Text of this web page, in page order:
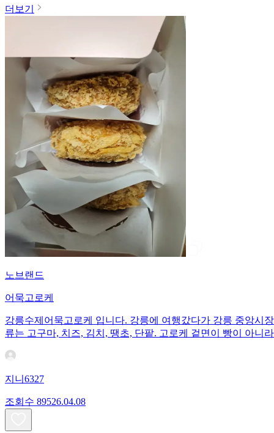
더보기
노브랜드
어묵고로케
강릉수제어묵고로케 입니다. 강릉에 여행갔다가 강릉 중앙시
류는 고구마, 치즈, 김치, 땡초, 단팥. 고로케 겉면이 빵이 아니
지니6327
조회수 89526.04.08